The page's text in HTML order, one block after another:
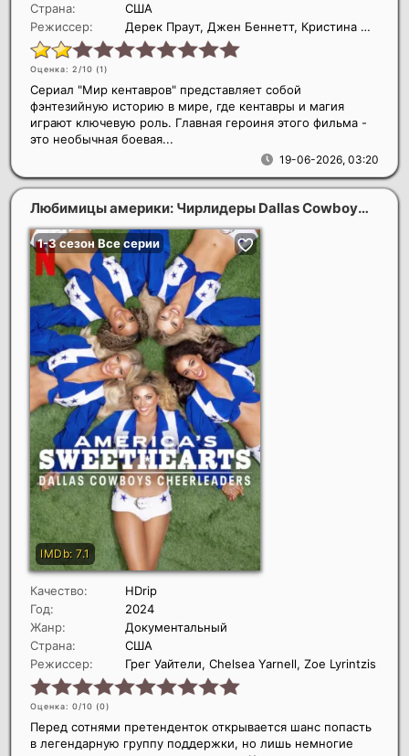
Страна:
США
Режиссер:
Дерек Праут, Джен Беннетт, Кристина Манрике
Оценка: 2/10 (1)
19-06-2026, 03:20
Сериал "Мир кентавров" представляет собой
фэнтезийную историю в мире, где кентавры и магия
играют ключевую роль. Главная героиня этого фильма -
это необычная боевая...
Любимицы америки: Чирлидеры Dallas Cowboys (3 сезон)
Качество:
HDrip
Год:
2024
Жанр:
Документальный
Страна:
США
Режиссер:
Грег Уайтели, Chelsea Yarnell, Zoe Lyrintzis
Оценка: 0/10 (0)
Перед сотнями претенденток открывается шанс попасть
в легендарную группу поддержки, но лишь немногие